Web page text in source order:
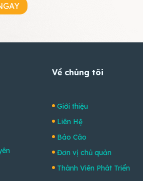
Về chúng tôi
Giới thiệu
Liên Hệ
Báo Cáo
Đơn vị chủ quản
Thành Viên Phát Triển